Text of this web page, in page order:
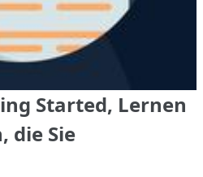
Started, Lernen
die Sie